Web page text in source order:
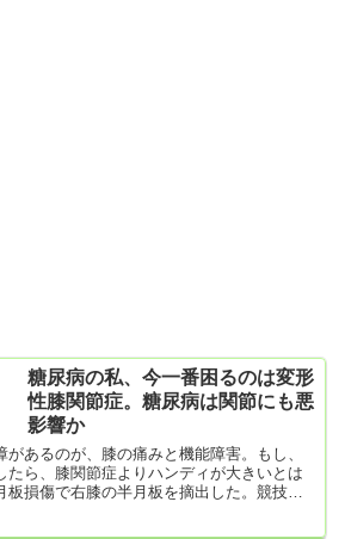
糖尿病の私、今一番困るのは変形
性膝関節症。糖尿病は関節にも悪
影響か
あるのが、膝の痛みと機能障害。もし、
たら、膝関節症よりハンディが大きいとは
板損傷で右膝の半月板を摘出した。競技中